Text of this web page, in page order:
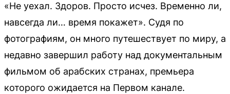
«Не уехал. Здоров. Просто исчез. Временно ли,
навсегда ли… время покажет». Судя по
фотографиям, он много путешествует по миру, а
недавно завершил работу над документальным
фильмом об арабских странах, премьера
которого ожидается на Первом канале.